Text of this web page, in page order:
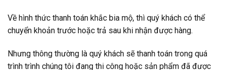
Về hình thức thanh toán khắc bia mộ, thì quý khách có thể
chuyển khoản trước hoặc trả sau khi nhận được hàng.
Nhưng thông thường là quý khách sẽ thanh toán trong quá
trình trình chúng tôi đang thi công hoặc sản phẩm đã được